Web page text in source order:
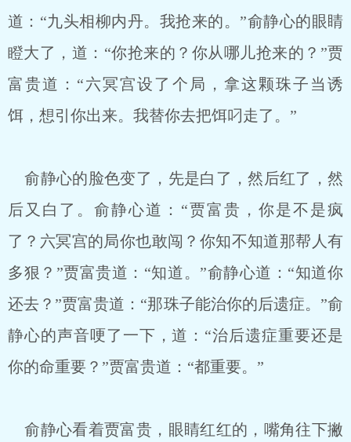
道：“九头相柳内丹。我抢来的。”俞静心的眼睛
瞪大了，道：“你抢来的？你从哪儿抢来的？”贾
富贵道：“六冥宫设了个局，拿这颗珠子当诱
饵，想引你出来。我替你去把饵叼走了。”
俞静心的脸色变了，先是白了，然后红了，然
后又白了。俞静心道：“贾富贵，你是不是疯
了？六冥宫的局你也敢闯？你知不知道那帮人有
多狠？”贾富贵道：“知道。”俞静心道：“知道你
还去？”贾富贵道：“那珠子能治你的后遗症。”俞
静心的声音哽了一下，道：“治后遗症重要还是
你的命重要？”贾富贵道：“都重要。”
俞静心看着贾富贵，眼睛红红的，嘴角往下撇